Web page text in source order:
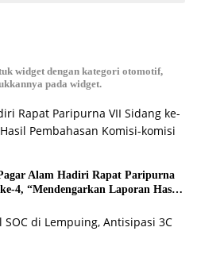
widget dengan kategori otomotif,
pada widget.
Alam Hadiri Rapat Paripurna
4, “Mendengarkan Laporan Hasil